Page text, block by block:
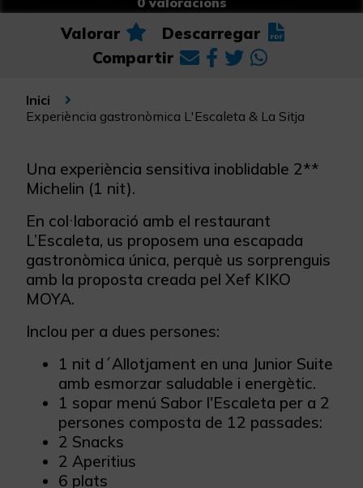
Valorar
Descarregar
Compartir
Inici
Experiència gastronòmica L'Escaleta & La Sitja
Una experiència sensitiva inoblidable 2**
Michelin (1 nit).
En col·laboració amb el restaurant
L’Escaleta, us proposem una escapada
gastronòmica única, perquè us sorprenguis
amb la proposta creada pel Xef KIKO
MOYA.
Inclou per a dues persones:
1 nit d´Allotjament en una Junior Suite
amb esmorzar saludable i energètic.
1 sopar menú Sabor l'Escaleta per a 2
persones composta de 12 passades:
2 Snacks
2 Aperitius
6 plats